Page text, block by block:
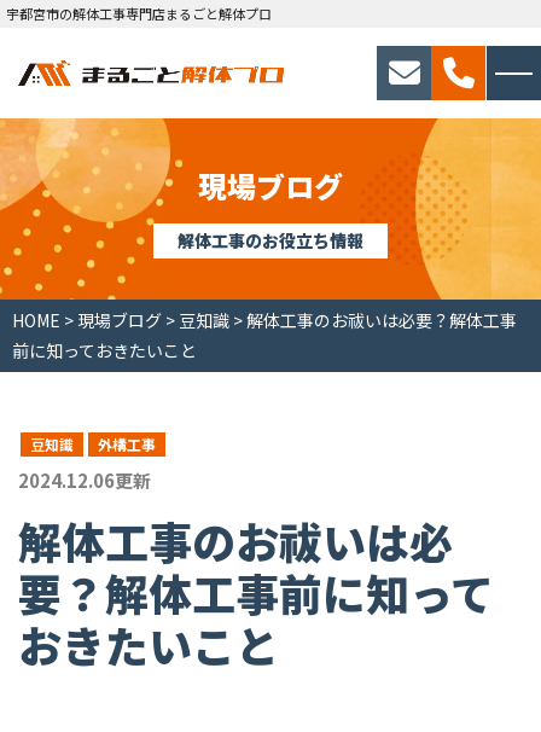
宇都宮市の解体工事専門店まるごと解体プロ
現場ブログ
解体工事のお役立ち情報
HOME > 現場ブログ > 豆知識 >解体工事のお祓いは必要？解体工事
前に知っておきたいこと
豆知識 外構工事
2024.12.06更新
解体工事のお祓いは必
要？解体工事前に知って
おきたいこと